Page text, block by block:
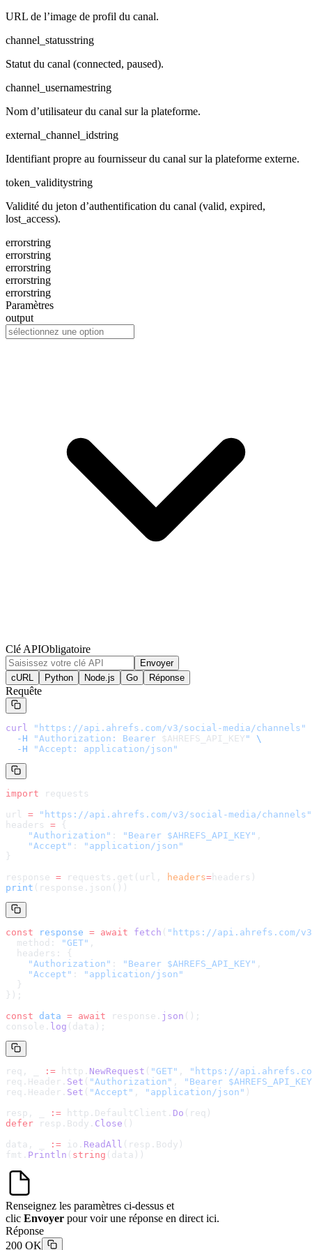
URL de l’image de profil du canal.
channel_statusstring
Statut du canal (connected, paused).
channel_usernamestring
Nom d’utilisateur du canal sur la plateforme.
external_channel_idstring
Identifiant propre au fournisseur du canal sur la plateforme externe.
token_validitystring
Validité du jeton d’authentification du canal (valid, expired,
lost_access).
errorstring
errorstring
errorstring
errorstring
errorstring
Paramètres
output
Clé APIObligatoire
Envoyer
cURL
Python Node.js Go Réponse
Requête
curl " https://api.ahrefs.com/v3/social-media/channels "
  -H
"Authorization: Bearer $AHREFS_API_KEY "
\
  -H
"Accept: application/json"
import requests
url = " https://api.ahrefs.com/v3/social-media/channels "
headers = {
    "Authorization"
: "Bearer $AHREFS_API_KEY" ,
    "Accept"
:
"application/json"
}
response = requests.get(url, headers= headers )
print (response.json())
const response = await fetch ( " https://api.ahrefs.com/
  method:
"GET" ,
  headers: {
    "Authorization"
: "Bearer $AHREFS_API_KEY" ,
    "Accept"
:
"application/json"
  }
});
const data = await response. json ();
console. log (data);
req, _ := http. NewRequest ( "GET" , " https://
req.Header. Set ( "Authorization" ,
"Bearer
req.Header. Set ( "Accept" , "application/json" )
resp, _
:= http.DefaultClient. Do (req)
defer resp.Body. Close ()
data, _
:= io. ReadAll (resp.Body)
fmt. Println ( string (data))
Renseignez les paramètres ci-dessus et
clic Envoyer pour voir une réponse en direct ici.
Réponse
200 OK